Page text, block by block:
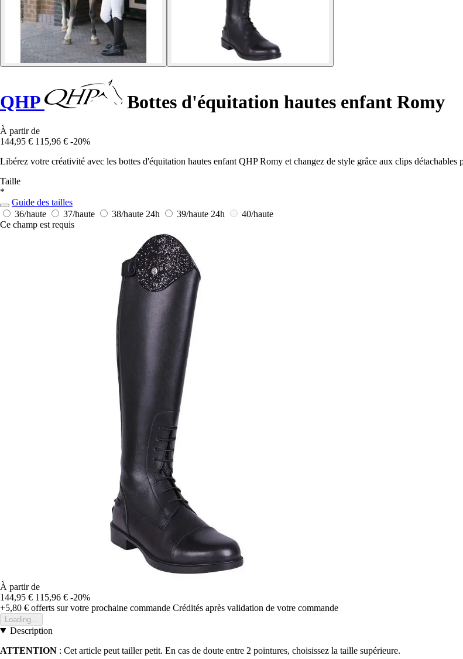
QHP Bottes d'équitation hautes enfant Romy
À partir de
144,95 € 115,96 € -20%
Libérez votre créativité avec les bottes d'équitation hautes enfant QHP Romy et changez de style grâce aux clips
Taille
*
Guide des tailles
36/haute
37/haute 38/haute 24h 39/haute 24h
40/haute
Ce champ est requis
À partir de
144,95 € 115,96 € -20%
+5,80 € offerts sur votre prochaine commande Crédités après validation de votre commande
Loading...
Description
ATTENTION : Cet article peut tailler petit. En cas de doute entre 2 pointures, choisissez la taille supérieure.